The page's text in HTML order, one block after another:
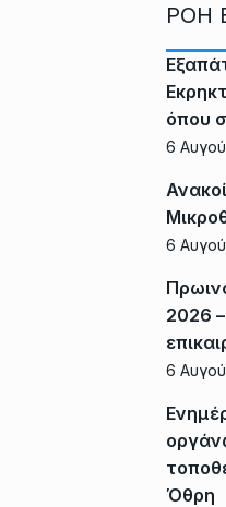
ΡΟΗ
όπου
6
6
2026
6
Όθρη